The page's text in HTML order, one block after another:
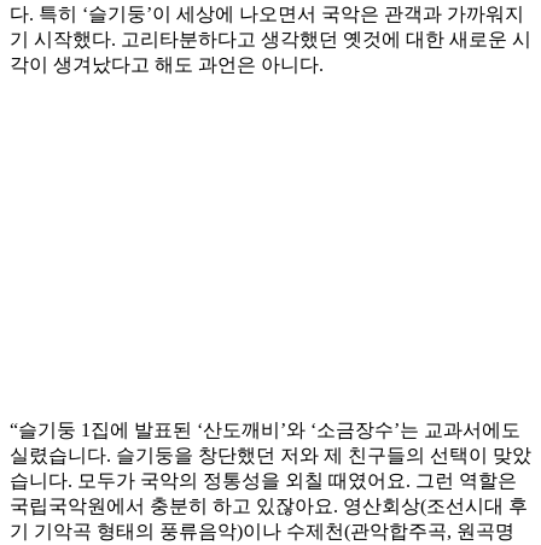
다. 특히 ‘슬기둥’이 세상에 나오면서 국악은 관객과 가까워지
기 시작했다. 고리타분하다고 생각했던 옛것에 대한 새로운 시
각이 생겨났다고 해도 과언은 아니다.
“슬기둥 1집에 발표된 ‘산도깨비’와 ‘소금장수’는 교과서에도
실렸습니다. 슬기둥을 창단했던 저와 제 친구들의 선택이 맞았
습니다. 모두가 국악의 정통성을 외칠 때였어요. 그런 역할은
국립국악원에서 충분히 하고 있잖아요. 영산회상(조선시대 후
기 기악곡 형태의 풍류음악)이나 수제천(관악합주곡, 원곡명